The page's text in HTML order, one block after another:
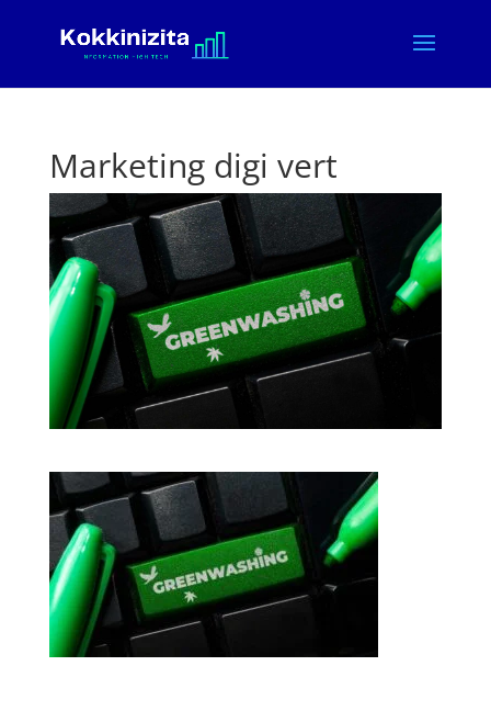
Marketing digi vert